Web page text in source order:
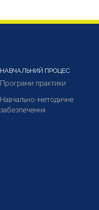
НАВЧАЛЬНИЙ ПРОЦЕС
Програми практики
Навчально-методичне
забезпечення